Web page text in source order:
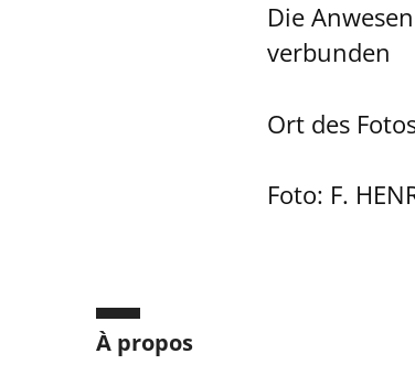
Die
verbunden
Ort des
Foto: F.
À propos